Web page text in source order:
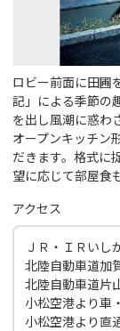
ロビー前面に田圃
記」による季節の
を出し風潮に惑わ
オープンキッチン
だきます。格式に
望に応じて部屋食
アクセス
ＪＲ・ＩＲいし
北陸自動車道加
北陸自動車道片
小松空港より車
小松空港より直